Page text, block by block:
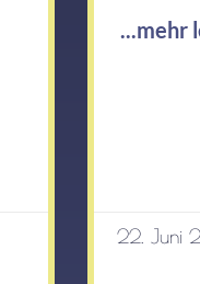
...mehr
22. Juni